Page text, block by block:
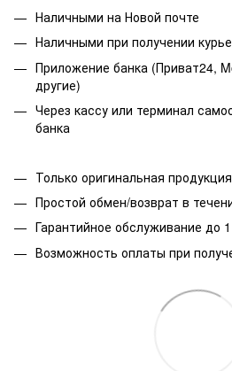
Наличными на Новой почте
Наличными при получении
Приложение банка (Приват24,
другие)
Через кассу или терминал
банка
Только оригинальная
Простой обмен/возврат в
Гарантийное обслуживание до
Возможность оплаты при